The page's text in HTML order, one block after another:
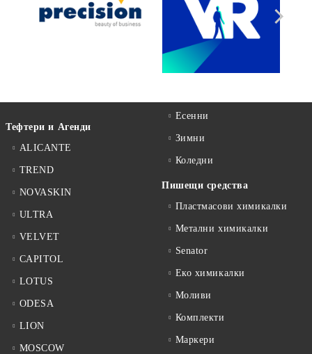
Тефтери и Агенди
ALICANTE
TREND
NOVASKIN
ULTRA
VELVET
CAPITOL
LOTUS
ODESA
LION
MOSCOW
Есенни
Зимни
Коледни
Пишещи средства
Пластмасови химикалки
Метални химикалки
Senator
Еко химикалки
Моливи
Комплекти
Маркери